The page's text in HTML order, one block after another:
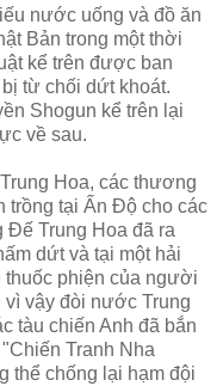
nước uống và đồ ăn
Bản trong một thời
kể trên được ban
từ chối dứt khoát.
Shogun kể trên lại
về sau.
Hoa, các thương
trồng tại Ấn Độ cho các
Trung Hoa đã ra
dứt và tại một hải
phiện của người
vậy đòi nước Trung
tàu chiến Anh đã bắn
Tranh Nha
thể chống lại hạm đội